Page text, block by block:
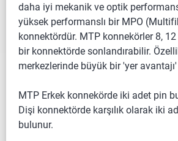
daha iyi mekanik ve optik
yüksek performanslı bir MPO
konnektördür. MTP konnekörler 8,
bir konnektörde sonlandırabilir.
merkezlerinde büyük bir 'yer
MTP Erkek konnekörde iki adet pin
Dişi konnektörde karşılık olarak iki
bulunur.